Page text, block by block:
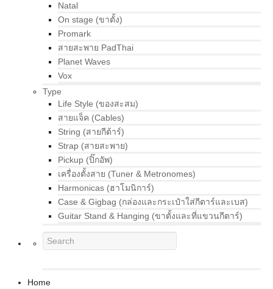
Natal
On stage (ขาตั้ง)
Promark
สายสะพาย PadThai
Planet Waves
Vox
Type
Life Style (ของสะสม)
สายแจ็ค (Cables)
String (สายกีต้าร์)
Strap (สายสะพาย)
Pickup (ปิ๊กอัพ)
เครื่องตั้งสาย (Tuner & Metronomes)
Harmonicas (ฮาโมนิการ์)
Case & Gigbag (กล่องและกระเป๋าใส่กีตาร์และเบส)
Guitar Stand & Hanging (ขาตั้งและที่แขวนกีตาร์)
Home